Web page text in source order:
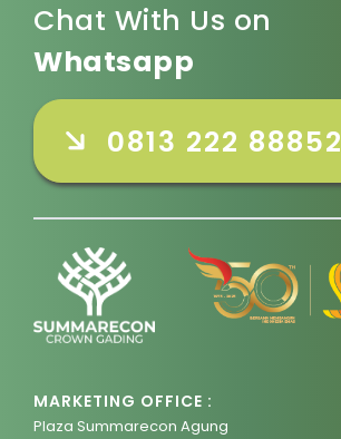
Chat With Us on
Whatsapp
0813 222 88852
MARKETING OFFICE :
Plaza Summarecon Agung